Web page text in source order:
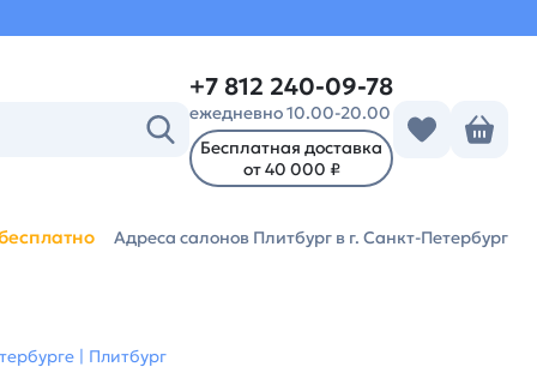
+7 812 240-09-78
ежедневно 10.00-20.00
Бесплатная доставка
от 40 000 ₽
Адреса салонов Плитбург в г. Санкт-Петербург
| Плитбург